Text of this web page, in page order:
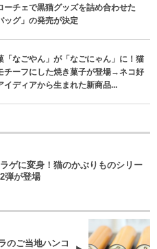
ーチェで黒猫グッズを詰め合わせた
ッグ」の発売が決定
「なごやん」が「なごにゃん」に！猫
チーフにした焼き菓子が登場→ネコ好
イディアから生まれた新商品...
ゲに変身！猫のかぶりものシリー
弾が登場
のご当地ハンコ